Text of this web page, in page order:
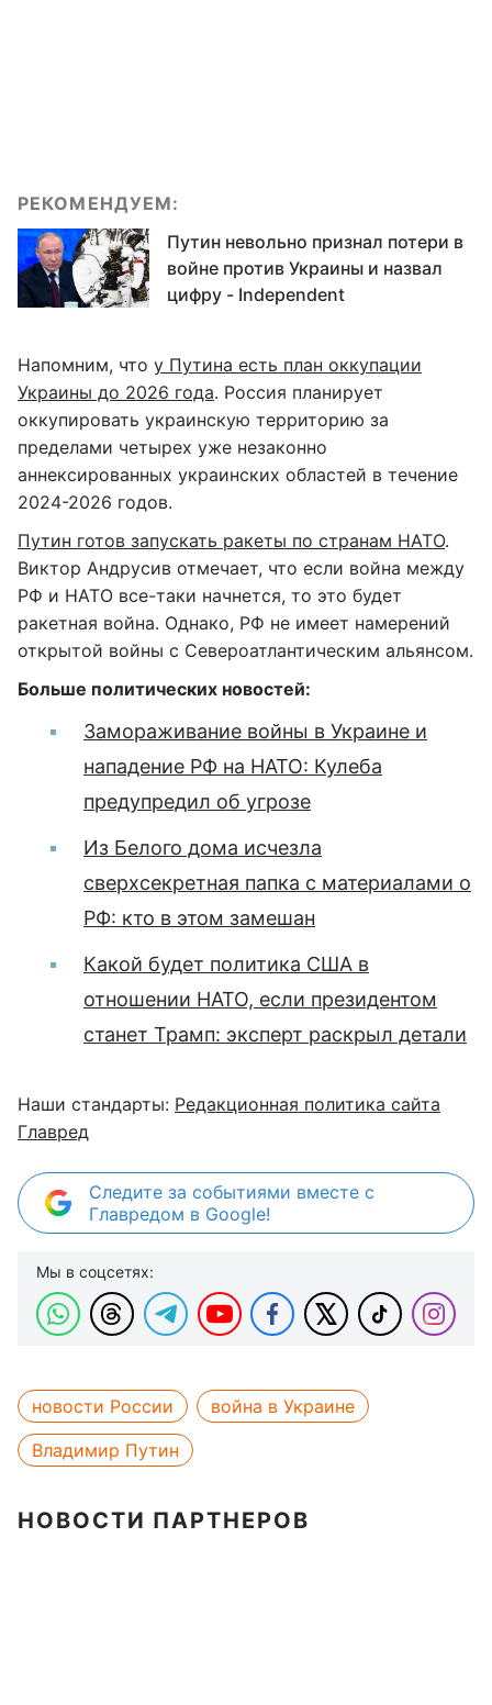
РЕКОМЕНДУЕМ:
Путин невольно признал потери в
войне против Украины и назвал
цифру - Independent
Напомним, что у Путина есть план оккупации
Украины до 2026 года. Россия планирует
оккупировать украинскую территорию за
пределами четырех уже незаконно
аннексированных украинских областей в течение
2024-2026 годов.
Путин готов запускать ракеты по странам НАТО.
Виктор Андрусив отмечает, что если война между
РФ и НАТО все-таки начнется, то это будет
ракетная война. Однако, РФ не имеет намерений
открытой войны с Североатлантическим альянсом.
Больше политических новостей:
Замораживание войны в Украине и
нападение РФ на НАТО: Кулеба
предупредил об угрозе
Из Белого дома исчезла
сверхсекретная папка с материалами о
РФ: кто в этом замешан
Какой будет политика США в
отношении НАТО, если президентом
станет Трамп: эксперт раскрыл детали
Наши стандарты: Редакционная политика сайта
Главред
Следите за событиями вместе с
Главредом в Google!
Мы в соцсетях:
новости России
война в Украине
Владимир Путин
НОВОСТИ ПАРТНЕРОВ